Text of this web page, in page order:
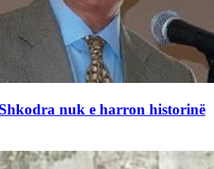
nuk e harron historinë